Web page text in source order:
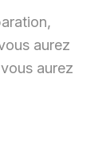
aurez
aurez